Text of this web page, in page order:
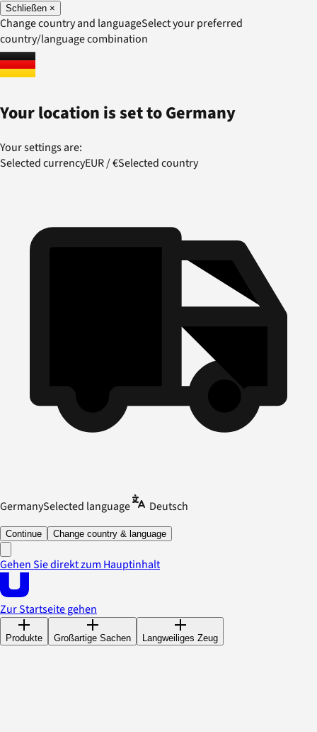
Schließen ×
Change country and languageSelect your preferred
country/language combination
Your location is set toGermany
Your settings are:
Selected currencyEUR/€Selected country
GermanySelected language Deutsch
Continue Change country & language
Gehen Sie direkt zum Hauptinhalt
Zur Startseite gehen
Produkte Großartige Sachen Langweiliges Zeug